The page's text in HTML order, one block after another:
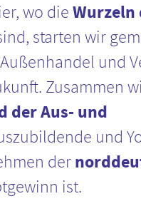
wo dieWurzeln
starten wir
und
Zusammen
der Aus- und
und
der
ist.